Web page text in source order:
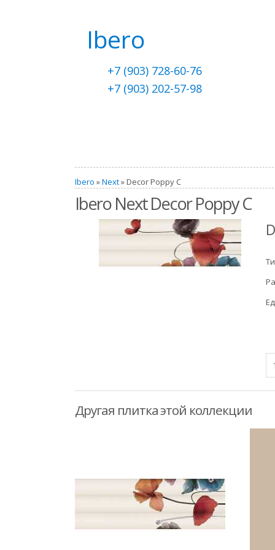
Ibero
+7 (903) 728-60-76
+7 (903) 202-57-98
Ibero »Next» Decor Poppy C
Ibero Next Decor Poppy C
Другая плитка этой коллекции